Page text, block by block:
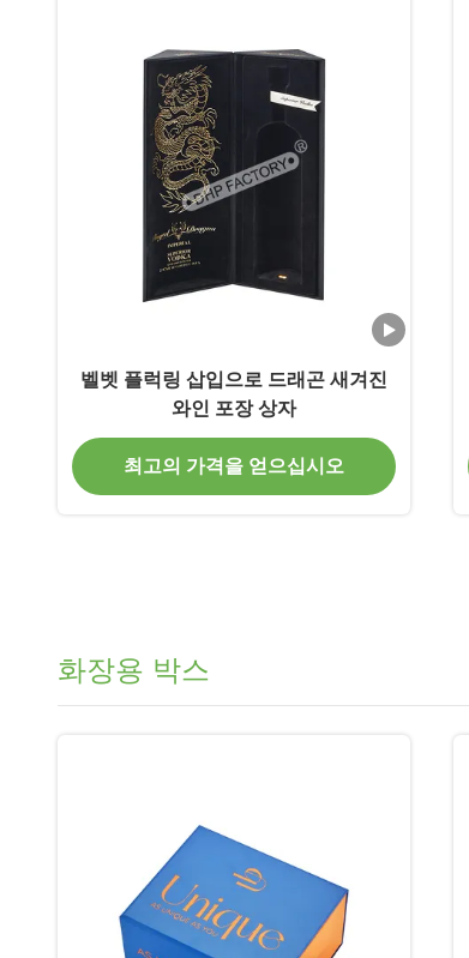
벨벳 플럭링 삽입으로 드래곤 새겨진
와인 포장 상자
최고의 가격을 얻으십시오
화장용 박스